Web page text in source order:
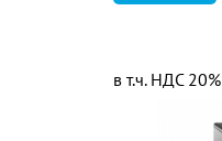
в т.ч. НДС 20%